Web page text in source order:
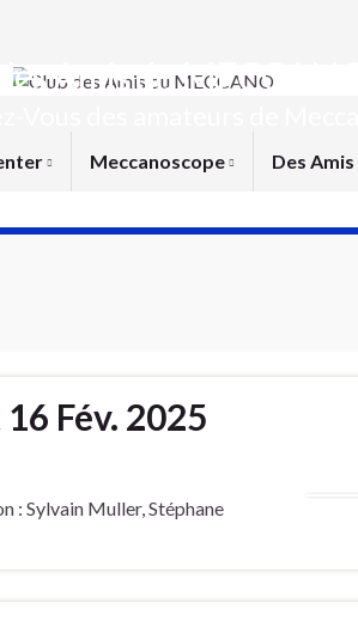
des Amis du MECCANO
Meccanoscope Des Amis
Fév. 2025
: Sylvain Muller, Stéphane